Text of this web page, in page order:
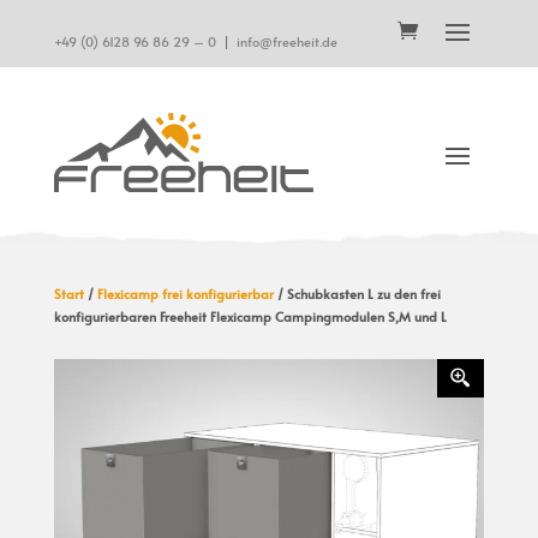
+49 (0) 6128 96 86 29 – 0 | info@freeheit.de
Start/ Flexicamp frei konfigurierbar/ Schubkasten L zu den frei
konfigurierbaren Freeheit Flexicamp Campingmodulen S,M und L